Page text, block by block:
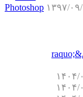
۰۹/۱۳
۰۵/۰۷
۰۵/۰۶